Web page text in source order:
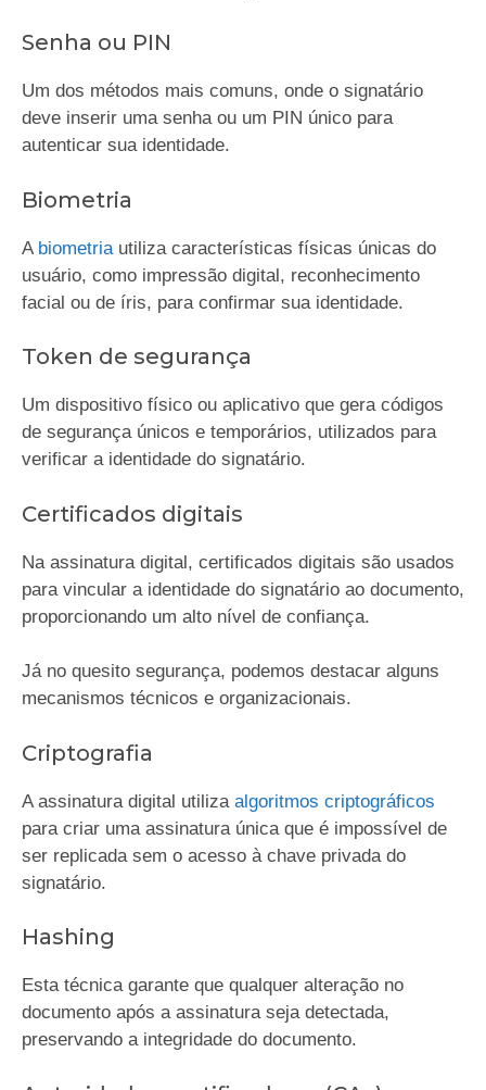
Senha ou PIN
Um dos métodos mais comuns, onde o signatário
deve inserir uma senha ou um PIN único para
autenticar sua identidade.
Biometria
A biometria utiliza características físicas únicas do
usuário, como impressão digital, reconhecimento
facial ou de íris, para confirmar sua identidade.
Token de segurança
Um dispositivo físico ou aplicativo que gera códigos
de segurança únicos e temporários, utilizados para
verificar a identidade do signatário.
Certificados digitais
Na assinatura digital, certificados digitais são usados
para vincular a identidade do signatário ao documento,
proporcionando um alto nível de confiança.
Já no quesito segurança, podemos destacar alguns
mecanismos técnicos e organizacionais.
Criptografia
A assinatura digital utiliza algoritmos criptográficos
para criar uma assinatura única que é impossível de
ser replicada sem o acesso à chave privada do
signatário.
Hashing
Esta técnica garante que qualquer alteração no
documento após a assinatura seja detectada,
preservando a integridade do documento.